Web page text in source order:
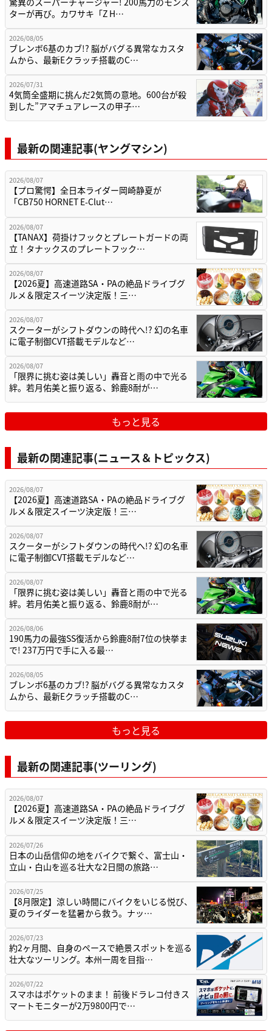
ターが再び。カワサキ「Z H…
2026/08/05
ブレンボ6基のカブ!? 脳がバグる異常なカスタ
ムから、最新Eクラッチ搭載のC…
2026/07/31
4気筒全盛期に挑んだ2気筒の意地。600台が殺
到した”アマチュアレースの甲子…
最新の関連記事(ヤングマシン)
2026/08/07
【プロ驚愕】全日本ライダー岡崎静夏が
「CB750 HORNET E-Clut…
2026/08/07
【TANAX】荷掛けフックとプレートガードの両
立！タナックスのプレートフック…
2026/08/07
【2026夏】高速道路SA・PAの絶品ドライブグ
ルメ＆限定スイーツ決定版！三…
2026/08/07
スクーターがシフトダウンの時代へ!? 幻の名車
に電子制御CVT搭載モデルなど…
2026/08/07
「限界に挑む姿は美しい」轟音と雨の中で光る
絆。若月佑美と振り返る、鈴鹿8耐が…
もっと見る
最新の関連記事(ニュース＆トピックス)
2026/08/07
【2026夏】高速道路SA・PAの絶品ドライブグ
ルメ＆限定スイーツ決定版！三…
2026/08/07
スクーターがシフトダウンの時代へ!? 幻の名車
に電子制御CVT搭載モデルなど…
2026/08/07
「限界に挑む姿は美しい」轟音と雨の中で光る
絆。若月佑美と振り返る、鈴鹿8耐が…
2026/08/06
190馬力の最強SS復活から鈴鹿8耐7位の快挙ま
で! 237万円で手に入る最…
2026/08/05
ブレンボ6基のカブ!? 脳がバグる異常なカスタ
ムから、最新Eクラッチ搭載のC…
もっと見る
最新の関連記事(ツーリング)
2026/08/07
【2026夏】高速道路SA・PAの絶品ドライブグ
ルメ＆限定スイーツ決定版！三…
2026/07/26
日本の山岳信仰の地をバイクで繋ぐ、富士山・
立山・白山を巡る壮大な2日間の旅路…
2026/07/25
【8月限定】涼しい時間にバイクをいじる悦び、
夏のライダーを猛暑から救う。ナッ…
2026/07/23
約2ヶ月間、自身のペースで絶景スポットを巡る
壮大なツーリング。本州一周を目指…
2026/07/22
スマホはポケットのまま！ 前後ドラレコ付きス
マートモニターが2万9800円で…